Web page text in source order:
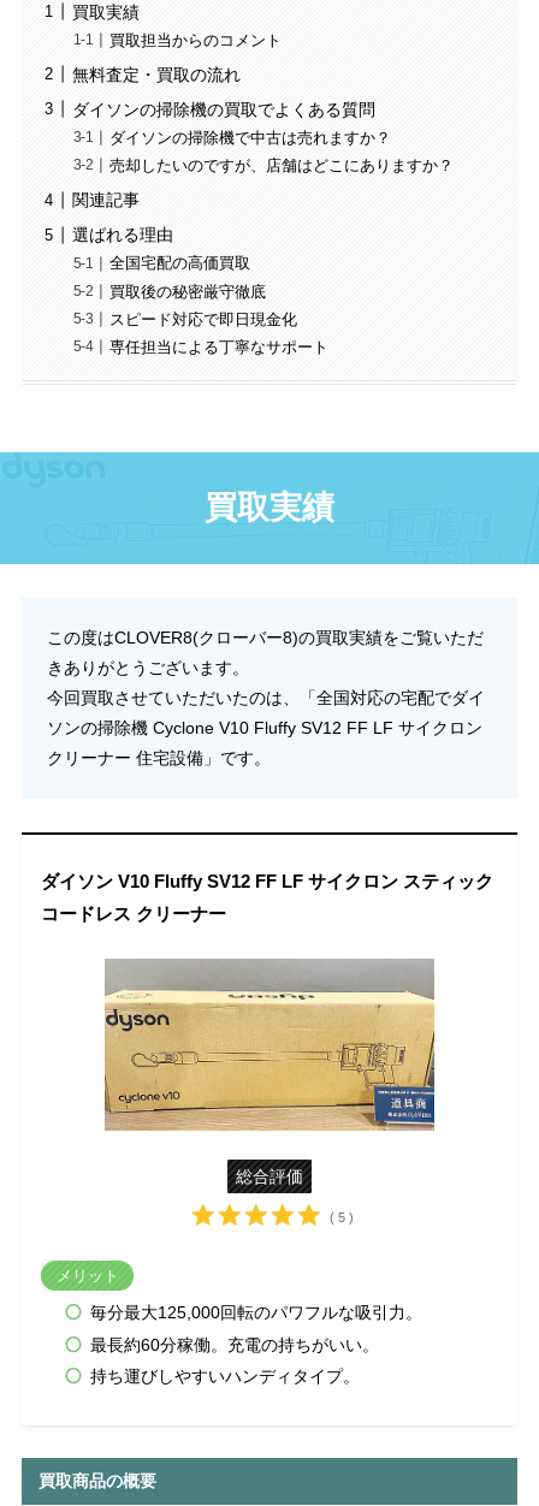
買取実績
買取担当からのコメント
無料査定・買取の流れ
ダイソンの掃除機の買取でよくある質問
ダイソンの掃除機で中古は売れますか？
売却したいのですが、店舗はどこにありますか？
関連記事
選ばれる理由
全国宅配の高価買取
買取後の秘密厳守徹底
スピード対応で即日現金化
専任担当による丁寧なサポート
買取実績
この度はCLOVER8(クローバー8)の買取実績をご覧いただ
きありがとうございます。
今回買取させていただいたのは、「全国対応の宅配でダイ
ソンの掃除機 Cyclone V10 Fluffy SV12 FF LF サイクロン
クリーナー 住宅設備」です。
ダイソン V10 Fluffy SV12 FF LF サイクロン スティック
コードレス クリーナー
総合評価
( 5 )
メリット
毎分最大125,000回転のパワフルな吸引力。
最長約60分稼働。充電の持ちがいい。
持ち運びしやすいハンディタイプ。
買取商品の概要